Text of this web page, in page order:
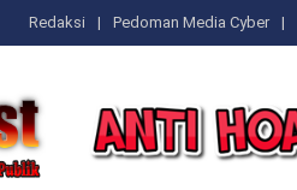
Redaksi Pedoman Media Cyber